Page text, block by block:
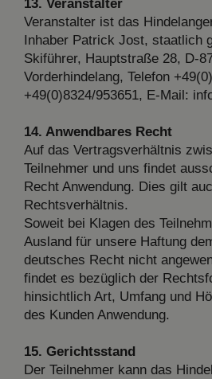
13. Veranstalter
Veranstalter ist das
Inhaber Patrick Jost, staatlich
Skiführer, Hauptstraße 28, D-
Vorderhindelang, Telefon
+49(0)8324/953651, E-Mail:
14. Anwendbares Recht
Auf das Vertragsverhältnis
Teilnehmer und uns findet
Recht Anwendung. Dies gilt
Rechtsverhältnis.
Soweit bei Klagen des
Ausland für unsere Haftung
deutsches Recht nicht
findet es bezüglich der
hinsichtlich Art, Umfang und
des Kunden Anwendung.
15. Gerichtsstand
Der Teilnehmer kann das